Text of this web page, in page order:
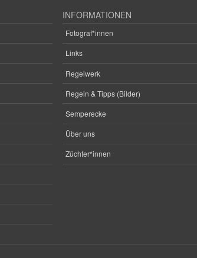
INFORMATIONEN
Fotograf*innen
Links
Regelwerk
Regeln & Tipps (Bilder)
Semperecke
Über uns
Züchter*innen